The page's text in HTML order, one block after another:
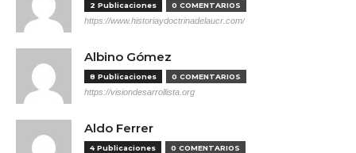
2 Publicaciones 0 COMENTARIOS
https://www.historiaydoctrinadelaucr.com/
Albino Gómez
8 Publicaciones 0 COMENTARIOS
https://visiondesarrollista.org
Aldo Ferrer
4 Publicaciones 0 COMENTARIOS